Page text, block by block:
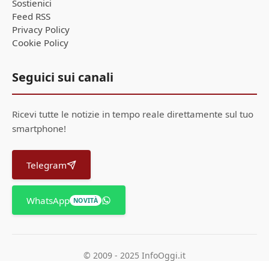
Sostienici
Feed RSS
Privacy Policy
Cookie Policy
Seguici sui canali
Ricevi tutte le notizie in tempo reale direttamente sul tuo
smartphone!
Telegram
WhatsApp NOVITÀ
© 2009 - 2025 InfoOggi.it